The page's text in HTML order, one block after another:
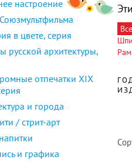
настроение
в цвете, серия
русской архитектуры,
отпечатки XIX
и города
/ стрит-арт
и графика